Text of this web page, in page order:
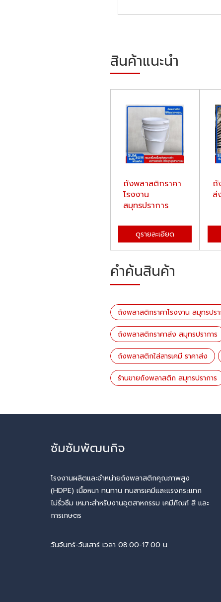
สินค้าแนะนำ
ถังพลาสติกราคา
โรงงาน
สมุทรปราการ
ดูรายละเอียด
ถั
ส่
คำค้นสินค้า
ถังพลาสติกราคาโรงงาน สมุทรปรา
ถังพลาสติกราคาส่ง สมุทรปราการ
ถังพลาสติกใส่สารเคมี ราคาส่ง
ร้านขายถังพลาสติก สมุทรปราการ
ซัมซัมพัฒนกิจ
โรงงานผลิตและจำหน่ายถังพลาสติกคุณภาพสูง
(HDPE) เนื้อหนา ทนทาน ทนสารเคมีและแรงกระแทก
ไม่รั่วซึม เหมาะสำหรับงานอุตสาหกรรม เคมีภัณฑ์ สี และ
การเกษตร
วันจันทร์-วันเสาร์ เวลา 08.00-17.00 น.